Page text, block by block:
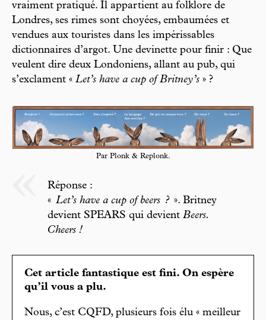
vraiment pratiqué. Il appartient au folklore de
Londres, ses rimes sont choyées, embaumées et
vendues aux touristes dans les impérissables
dictionnaires d’argot. Une devinette pour finir : Que
veulent dire deux Londoniens, allant au pub, qui
s’exclament « Let’s have a cup of Britney’s » ?
Par Plonk & Replonk.
Réponse :
« Let’s have a cup of beers ?». Britney
devient SPEARS qui devient Beers.
Cheers !
Cet article fantastique est fini. On espère
qu’il vous a plu.
Nous, c’est CQFD, plusieurs fois élu « meilleur